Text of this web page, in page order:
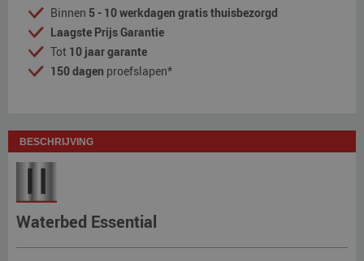
Binnen 5 - 10 werkdagen gratis thuisbezorgd
Laagste Prijs Garantie
Tot 10 jaar garante
150 dagen proefslapen*
BESCHRIJVING
Waterbed Essential